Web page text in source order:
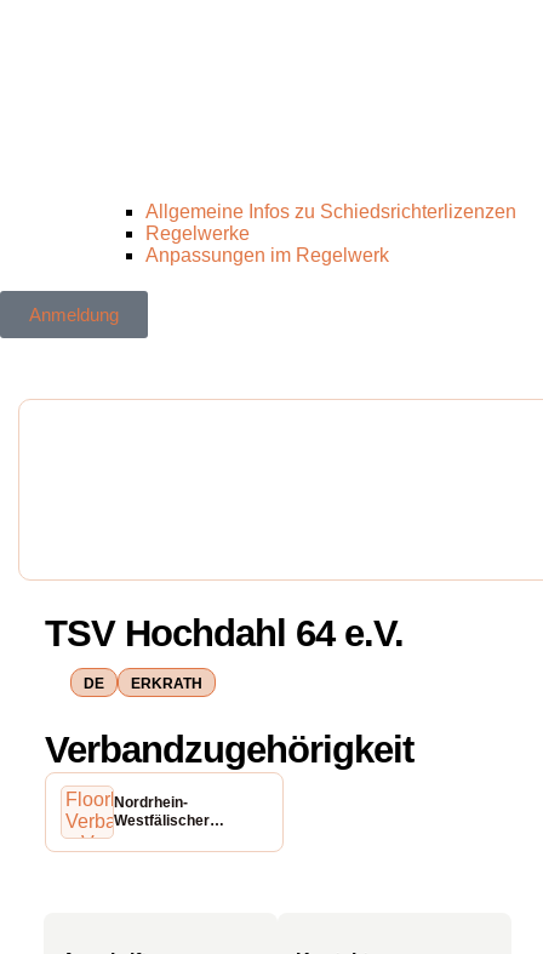
Allgemeine Infos zu Schiedsrichterlizenzen
Regelwerke
Anpassungen im Regelwerk
Anmeldung
TSV Hochdahl 64 e.V.
DE ERKRATH
Verbandzugehörigkeit
Nordrhein-
Westfälischer
(NWFV)